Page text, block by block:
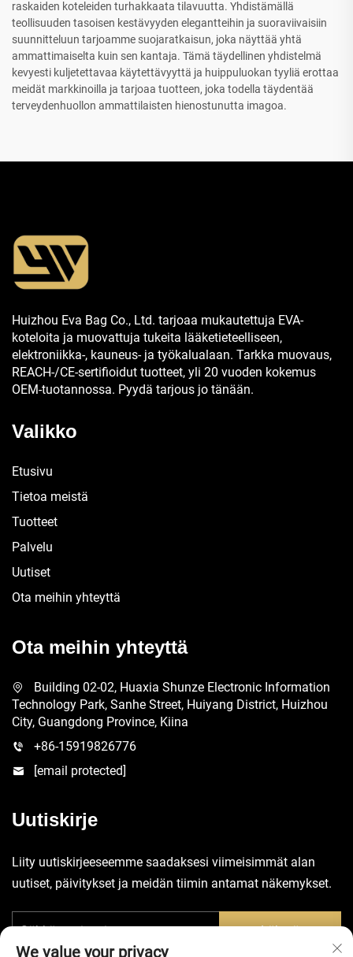
raskaiden koteleiden turhakkaata tilavuutta. Yhdistämällä
teollisuuden tasoisen kestävyyden elegantteihin ja suoraviivaisiin
suunnitteluun tarjoamme suojaratkaisun, joka näyttää yhtä
ammattimaiselta kuin sen kantaja. Tämä täydellinen yhdistelmä
kevyesti kuljetettavaa käytettävyyttä ja huippuluokan tyyliä erottaa
meidät markkinoilla ja tarjoaa tuotteen, joka todella täydentää
terveydenhuollon ammattilaisten hienostunutta imagoa.
Huizhou Eva Bag Co., Ltd. tarjoaa mukautettuja EVA-
koteloita ja muovattuja tukeita lääketieteelliseen,
elektroniikka-, kauneus- ja työkalualaan. Tarkka muovaus,
REACH-/CE-sertifioidut tuotteet, yli 20 vuoden kokemus
OEM-tuotannossa. Pyydä tarjous jo tänään.
Valikko
Etusivu
Tietoa meistä
Tuotteet
Palvelu
Uutiset
Ota meihin yhteyttä
Ota meihin yhteyttä
Building 02-02, Huaxia Shunze Electronic Information
Technology Park, Sanhe Street, Huiyang District, Huizhou
City, Guangdong Province, Kiina
+86-15919826776
[email protected]
Uutiskirje
Liity uutiskirjeeseemme saadaksesi viimeisimmät alan
uutiset, päivitykset ja meidän tiimin antamat näkemykset.
Lähetä
We value your privacy